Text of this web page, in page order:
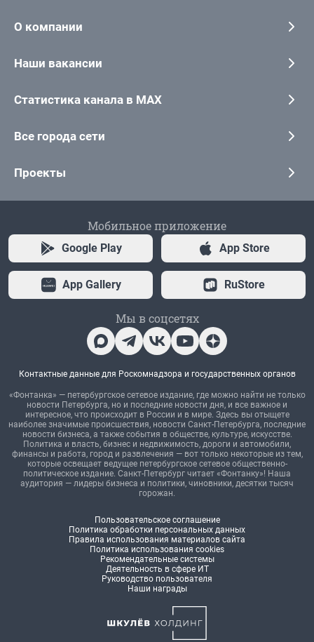
О компании
Наши вакансии
Статистика канала в MAX
Все города сети
Проекты
Мобильное приложение
Google Play App Store
App Gallery RuStore
Мы в соцсетях
Контактные данные для Роскомнадзора и государственных органов
«Фонтанка» — петербургское сетевое издание, где можно найти не только
новости Петербурга, но и последние новости дня, и все важное и
интересное, что происходит в России и в мире. Здесь вы отыщете
наиболее значимые происшествия, новости Санкт-Петербурга, последние
новости бизнеса, а также события в обществе, культуре, искусстве.
Политика и власть, бизнес и недвижимость, дороги и автомобили,
финансы и работа, город и развлечения — вот только некоторые из тем,
которые освещает ведущее петербургское сетевое общественно-
политическое издание. Санкт-Петербург читает «Фонтанку»! Наша
аудитория — лидеры бизнеса и политики, чиновники, десятки тысяч
горожан.
Пользовательское соглашение
Политика обработки персональных данных
Правила использования материалов сайта
Политика использования cookies
Рекомендательные системы
Деятельность в сфере ИТ
Руководство пользователя
Наши награды